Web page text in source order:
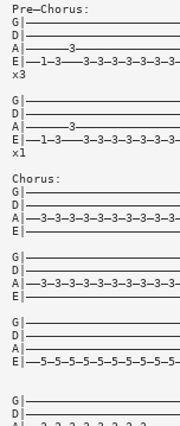
Pre—Chorus:
x3
x1
Chorus: